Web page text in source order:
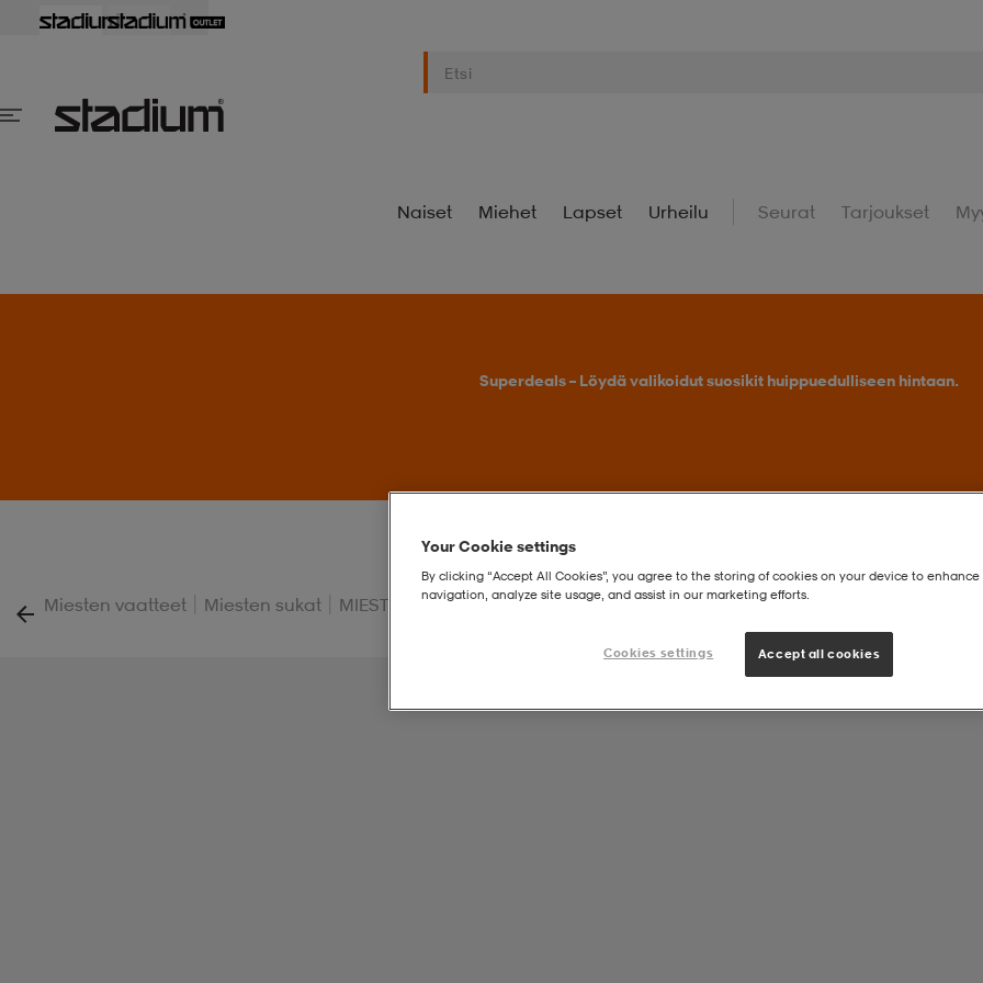
Naiset Miehet Lapset Urheilu Seurat Tarjoukset
Osta 2 tai enemmän, saat -25 % outdoor-tuotteista.
Miesten vaatteet | Miesten sukat | MIESTEN JALKAPALLOSUKAT | Academy Sock Otc
Your Cookie settings
By clicking “Accept All Cookies”, you agree to the storing of cookies on your device to enhance
navigation, analyze site usage, and assist in our marketing efforts.
Cookies settings Accept all cookies